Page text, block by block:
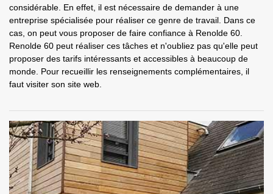
considérable. En effet, il est nécessaire de demander à une
entreprise spécialisée pour réaliser ce genre de travail. Dans ce
cas, on peut vous proposer de faire confiance à Renolde 60.
Renolde 60 peut réaliser ces tâches et n'oubliez pas qu'elle peut
proposer des tarifs intéressants et accessibles à beaucoup de
monde. Pour recueillir les renseignements complémentaires, il
faut visiter son site web.